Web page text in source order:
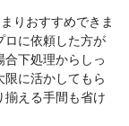
りおすすめできま
ロに依頼した方が
下処理からしっ
に活かしてもら
揃える手間も省け